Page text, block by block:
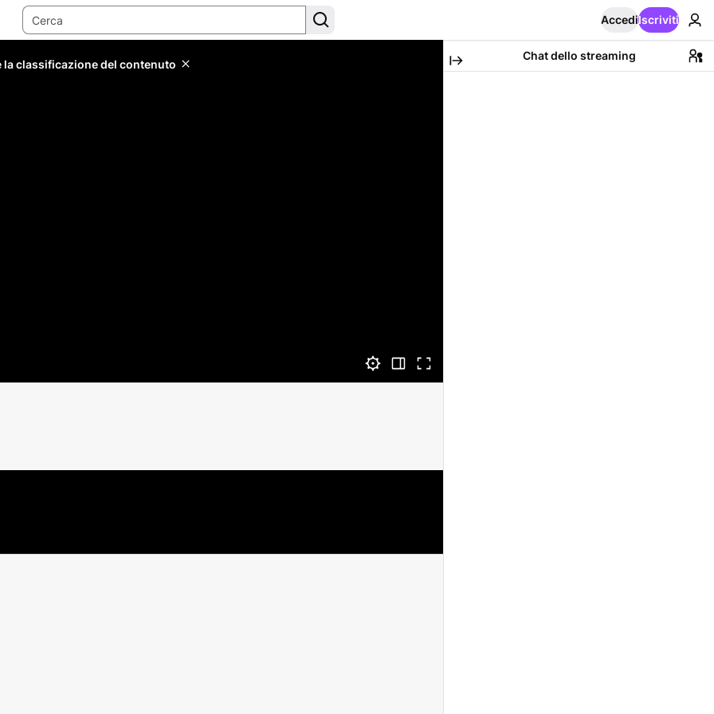
AccediIscriviti
classificazione del contenuto
Chat dello streaming